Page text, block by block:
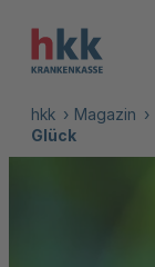
hkk Magazin
Glück